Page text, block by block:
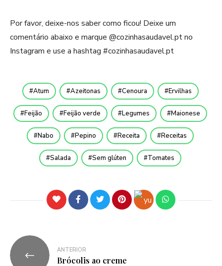
Por favor, deixe-nos saber como ficou! Deixe um
comentário abaixo e marque @cozinhasaudavel.pt no
Instagram e use a hashtag #cozinhasaudavel.pt
Atum Azeitonas Cenoura Ervilhas
Feijão Feijão verde Legumes Maionese
Nabo Pepino Receita Receitas
Salada Sem glúten Tomates
ANTERIOR
Brócolis ao creme